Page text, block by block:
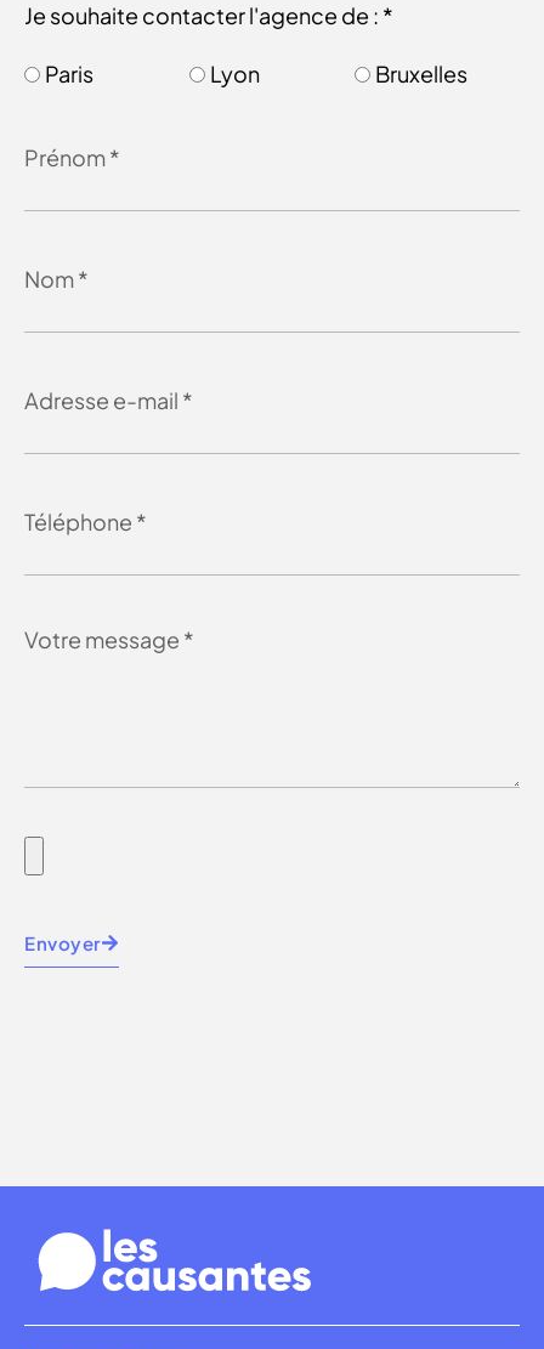
Je souhaite contacter l'agence de : *
Paris Lyon Bruxelles
Envoyer